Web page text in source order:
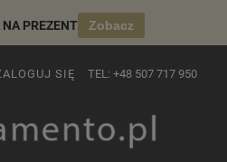
PREZENT Zobacz
SIĘ TEL: +48 507 717 950